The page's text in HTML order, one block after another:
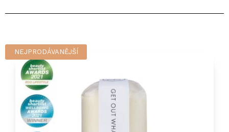
NEJPRODÁVANĚJŠÍ